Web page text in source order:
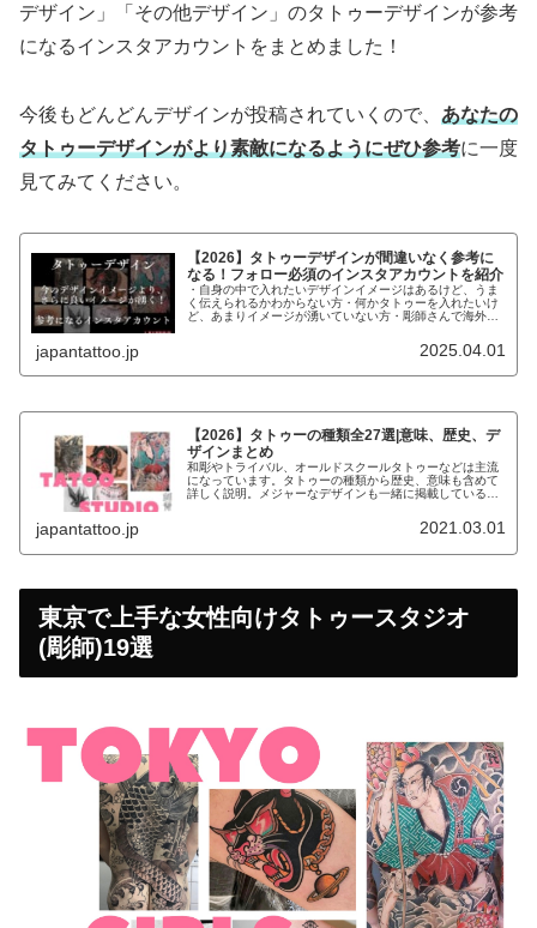
デザイン」「その他デザイン」のタトゥーデザインが参考
になるインスタアカウントをまとめました！
今後もどんどんデザインが投稿されていくので、 あなたの
タトゥーデザインがより素敵になるようにぜひ参考に一度
見てみてください。
【2026】タトゥーデザインが間違いなく参考に
なる！フォロー必須のインスタアカウントを紹介
・自身の中で入れたいデザインイメージはあるけど、うま
く伝えられるかわからない方・何かタトゥーを入れたいけ
ど、あまりイメージが湧いていない方・彫師さんで海外の
japantattoo.jp 2025.04.01
【2026】タトゥーの種類全27選|意味、歴史、デ
ザインまとめ
和彫やトライバル、オールドスクールタトゥーなどは主流
になっています。タトゥーの種類から歴史、意味も含めて
詳しく説明。メジャーなデザインも一緒に掲載しているの
japantattoo.jp 2021.03.01
東京で上手な女性向けタトゥースタジオ
(彫師)19選